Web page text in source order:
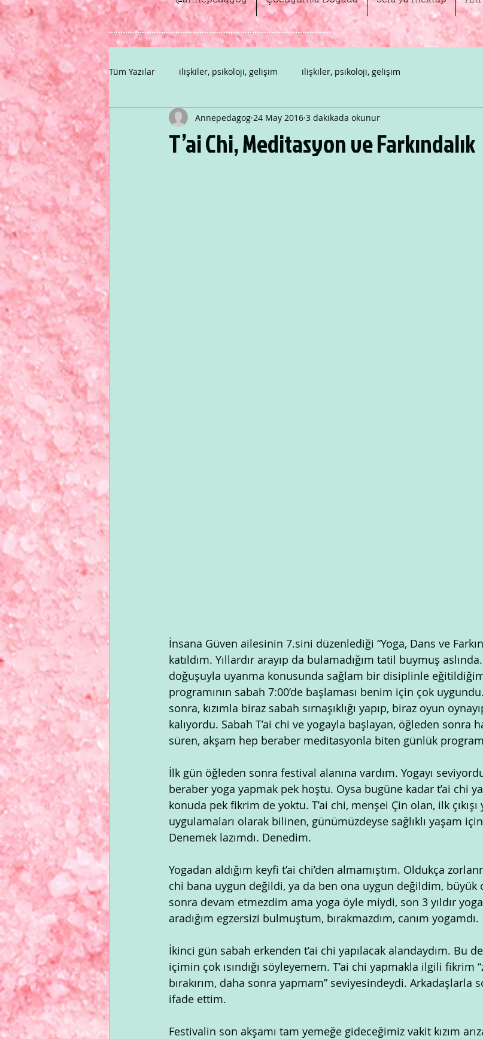
Tüm Yazılar ilişkiler, psikoloji, gelişim ilişkiler, psikoloji, gelişim
T’ai Chi, Meditasyon ve Farkındalık
Annepedagog 24 May 2016 3 dakikada okunur
İnsana Güven ailesinin 7.sini düzenlediği “Yoga, Dans ve
katıldım. Yıllardır arayıp da bulamadığım tatil buymuş
doğuşuyla uyanma konusunda sağlam bir disiplinle
programının sabah 7:00’de başlaması benim için çok
sonra, kızımla biraz sabah sırnaşıklığı yapıp, biraz oyun
kalıyordu. Sabah T’ai chi ve yogayla başlayan, öğleden sonra
süren, akşam hep beraber meditasyonla biten günlük
İlk gün öğleden sonra festival alanına vardım. Yogayı
beraber yoga yapmak pek hoştu. Oysa bugüne kadar t’ai chi
konuda pek fikrim de yoktu. T’ai chi, menşei Çin olan, ilk
uygulamaları olarak bilinen, günümüzdeyse sağlıklı yaşam
Denemek lazımdı. Denedim.
Yogadan aldığım keyfi t’ai chi’den almamıştım. Oldukça
chi bana uygun değildi, ya da ben ona uygun değildim, büyük
sonra devam etmezdim ama yoga öyle miydi, son 3 yıldır
aradığım egzersizi bulmuştum, bırakmazdım, canım yogamdı.
İkinci gün sabah erkenden t’ai chi yapılacak alandaydım. Bu
içimin çok ısındığı söyleyemem. T’ai chi yapmakla ilgili fikrim
bırakırım, daha sonra yapmam” seviyesindeydi. Arkadaşlarla
ifade ettim.
Festivalin son akşamı tam yemeğe gideceğimiz vakit kızım